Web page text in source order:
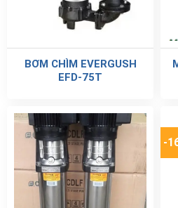
BƠM CHÌM EVERGUSH
EFD-75T
-